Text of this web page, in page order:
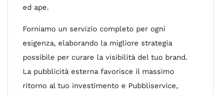
ed ape.
Forniamo un servizio completo per ogni
esigenza, elaborando la migliore strategia
possibile per curare la visibilità del tuo brand.
La pubblicità esterna favorisce il massimo
ritorno al tuo investimento e Pubbliservice,